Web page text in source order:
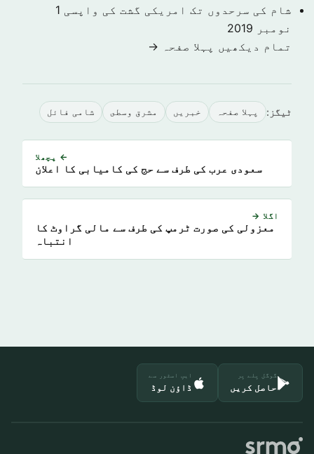
شام کی سرحدوں تک امریکی گشت کی واپسی 1
نومبر 2019
تمام دیکھیں پہلا صفحہ →
ٹیگز: پہلا صفحہ خبريں مشرق وسطى شامی فائل
← پچھلا
سعودی عرب کی طرف سے حج کی کامیابی کا اعلان
اگلا →
معزولی کی صورت ٹرمپ کی طرف سے مالی گراوٹ کا
انتباہ
گوگل پلے پر
حاصل کریں
ایپ اسٹور سے
ڈاؤن لوڈ